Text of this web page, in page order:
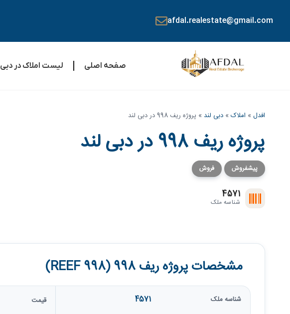
afdal.realestate@gmail.com
صفحه اصلی لیست املاک در دبی
افدل» املاک» دبی لند » پروژه ریف 998 در دبی لند
پروژه ریف 998 در دبی لند
پیشفروش فروش
4571
شناسه ملک
مشخصات پروژه ریف 998 (REEF 998)
شناسه ملک 4571 قیمت